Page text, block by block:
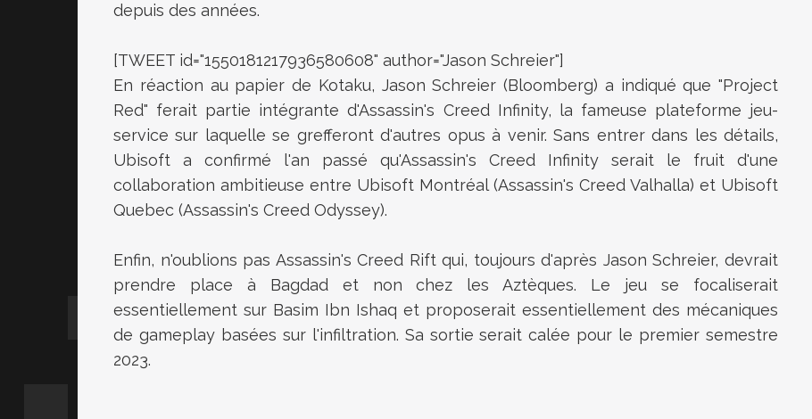
depuis des années.
[TWEET id="1550181217936580608" author="Jason Schreier"]
En réaction au papier de Kotaku, Jason Schreier (Bloomberg) a indiqué que "Project
Red" ferait partie intégrante d'Assassin's Creed Infinity, la fameuse plateforme jeu-
service sur laquelle se grefferont d'autres opus à venir. Sans entrer dans les détails,
Ubisoft a confirmé l'an passé qu'Assassin's Creed Infinity serait le fruit d'une
collaboration ambitieuse entre Ubisoft Montréal (Assassin's Creed Valhalla) et Ubisoft
Quebec (Assassin's Creed Odyssey).
Enfin, n'oublions pas Assassin's Creed Rift qui, toujours d'après Jason Schreier, devrait
prendre place à Bagdad et non chez les Aztèques. Le jeu se focaliserait
essentiellement sur Basim Ibn Ishaq et proposerait essentiellement des mécaniques
de gameplay basées sur l'infiltration. Sa sortie serait calée pour le premier semestre
2023.